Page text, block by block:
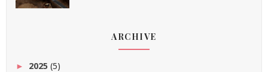
ARCHIVE
► 2025 (5)